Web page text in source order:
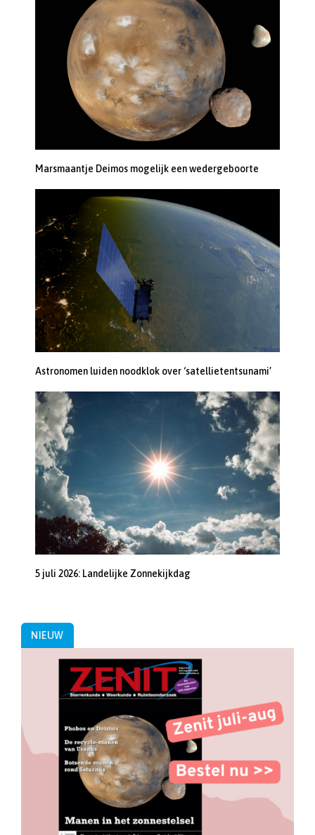
Marsmaantje Deimos mogelijk een wedergeboorte
Astronomen luiden noodklok over ‘satellietentsunami’
5 juli 2026: Landelijke Zonnekijkdag
NIEUW